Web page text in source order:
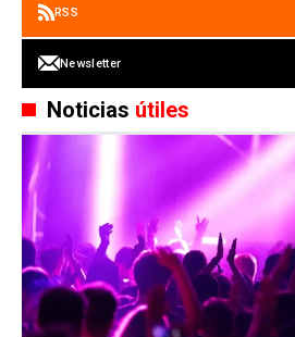
RSS
Newsletter
Noticias útiles